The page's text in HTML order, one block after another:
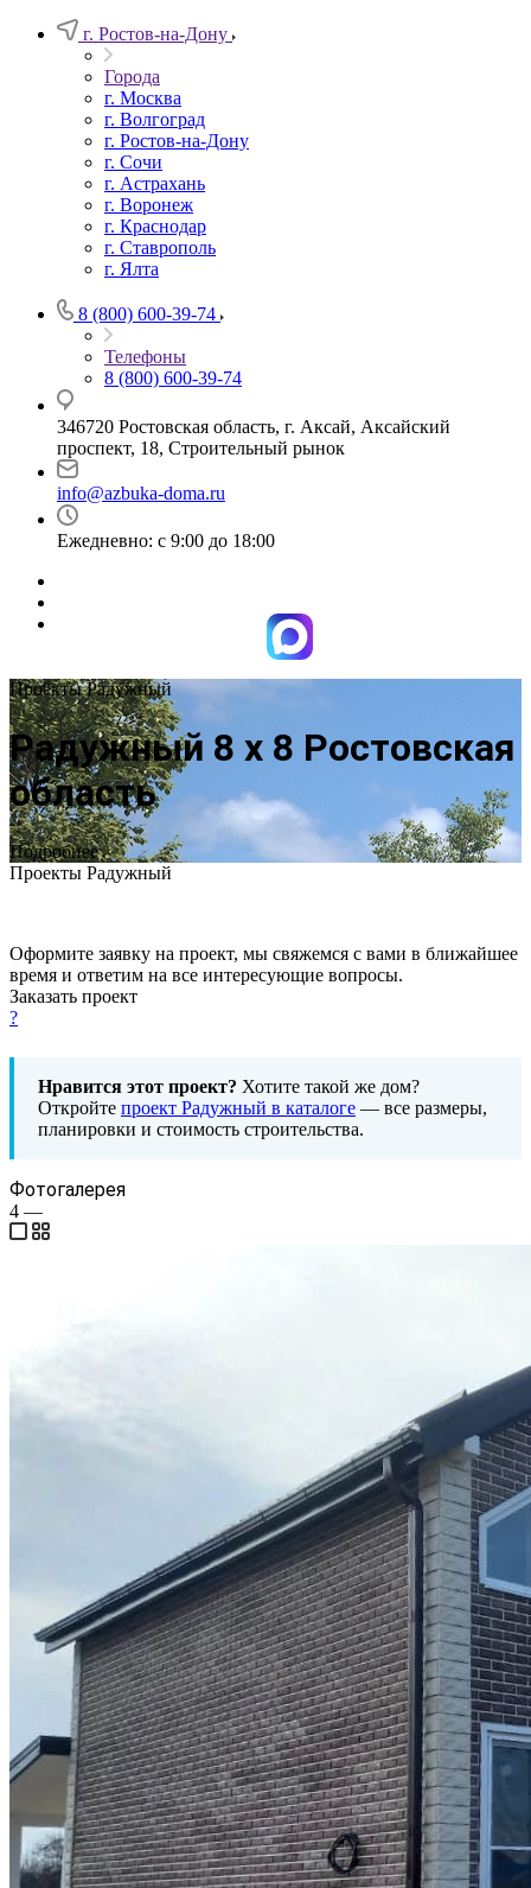
г. Ростов-на-Дону
Города
г. Москва
г. Волгоград
г. Ростов-на-Дону
г. Сочи
г. Астрахань
г. Воронеж
г. Краснодар
г. Ставрополь
г. Ялта
8 (800) 600-39-74
Телефоны
8 (800) 600-39-74
346720 Ростовская область, г. Аксай, Аксайский
проспект, 18, Строительный рынок
info@azbuka-doma.ru
Ежедневно: с 9:00 до 18:00
Проекты Радужный
Радужный 8 х 8 Ростовская
область
Подробнее
Проекты Радужный
Оформите заявку на проект, мы свяжемся с вами в ближайшее
время и ответим на все интересующие вопросы.
Заказать проект
?
Нравится этот проект? Хотите такой же дом?
Откройте проект Радужный в каталоге — все размеры,
планировки и стоимость строительства.
Фотогалерея
4 —